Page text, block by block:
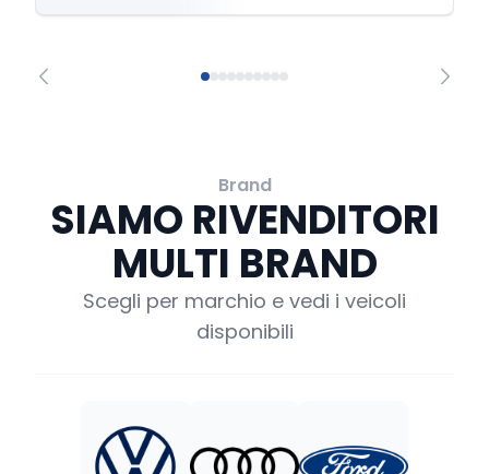
Brand
SIAMO RIVENDITORI
MULTI BRAND
Scegli per marchio e vedi i veicoli
disponibili